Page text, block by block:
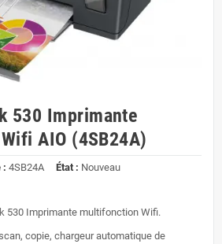
530 Imprimante
AIO (4SB24A)
: 4SB24A État : Nouveau
530 Imprimante multifonction Wifi.
copie, chargeur automatique de